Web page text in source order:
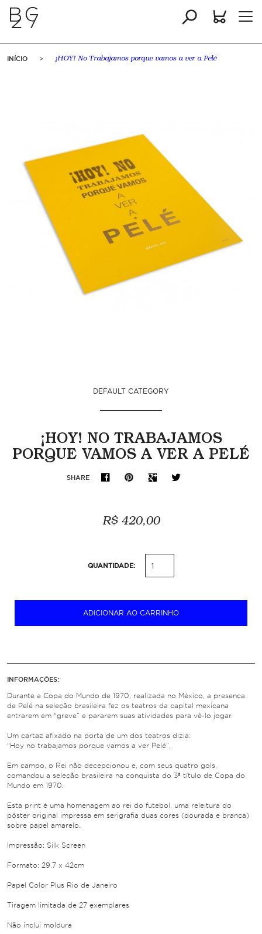
INÍCIO > ¡HOY! No Trabajamos porque vamos a ver a Pelé
DEFAULT CATEGORY
¡HOY! NO TRABAJAMOS
PORQUE VAMOS A VER A PELÉ
SHARE
R$ 420,00
QUANTIDADE:
ADICIONAR AO CARRINHO
INFORMAÇÕES:
Durante a Copa do Mundo de 1970, realizada no México, a presença
de Pelé na seleção brasileira fez os teatros da capital mexicana
entrarem em “greve” e pararem suas atividades para vê-lo jogar.
Um cartaz afixado na porta de um dos teatros dizia:
“Hoy no trabajamos porque vamos a ver Pelé”.
Em campo, o Rei não decepcionou e, com seus quatro gols,
comandou a seleção brasileira na conquista do 3ª título de Copa do
Mundo em 1970.
Esta print é uma homenagem ao rei do futebol, uma releitura do
pôster original impressa em serigrafia duas cores (dourada e branca)
sobre papel amarelo.
Impressão: Silk Screen
Formato: 29.7 x 42cm
Papel Color Plus Rio de Janeiro
Tiragem limitada de 27 exemplares
Não inclui moldura